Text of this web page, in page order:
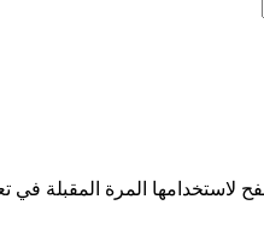
لاستخدامها المرة المقبلة في